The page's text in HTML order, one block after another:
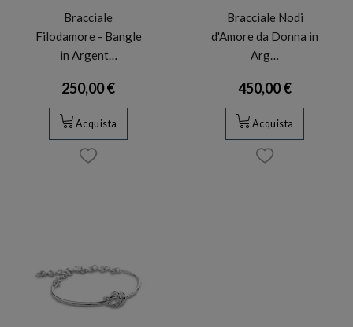
Bracciale
Filodamore - Bangle
in Argent…
250,00 €
Acquista
Bracciale Nodi
d'Amore da Donna in
Arg…
450,00 €
Acquista